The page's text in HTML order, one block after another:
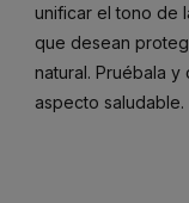
unificar el tono de
que desean
natural. Pruébala
aspecto saludable.